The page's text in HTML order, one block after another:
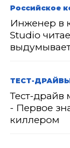
Российское
Инженер в
Studio
ТЕСТ-
Тест-драйв
- Первое
киллером